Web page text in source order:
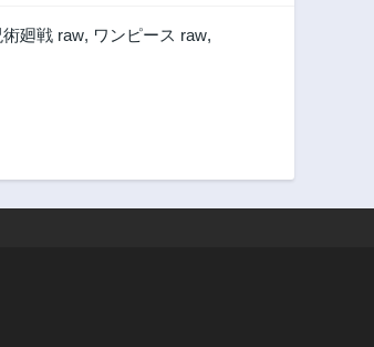
術廻戦 raw, ワンピース raw,